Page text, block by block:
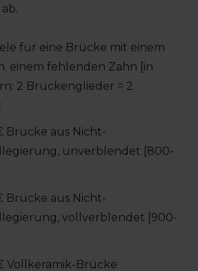
ab.
für eine Brücke mit einem
einem fehlenden Zahn [in
2 Brückenglieder = 2
Brücke aus Nicht-
unverblendet [800-
Brücke aus Nicht-
vollverblendet [900-
Vollkeramik-Brücke